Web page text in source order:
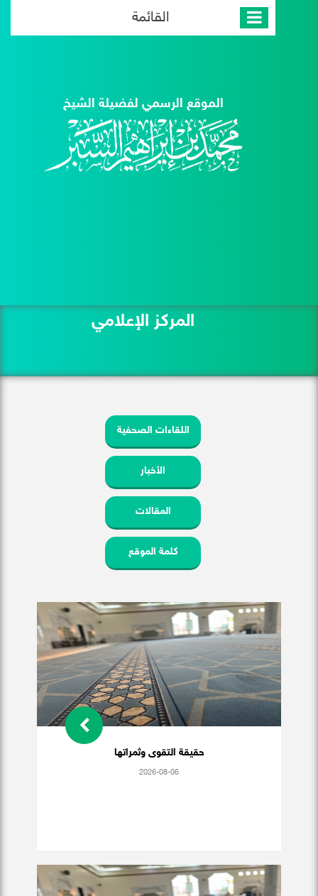
القائمة
الموقع الرسمي لفضيلة الشيخ
المركز الإعلامي
اللقاءات الصحفية
الأخبار
المقالات
كلمة الموقع
حقيقة التقوى وثمراتها
2026-08-06